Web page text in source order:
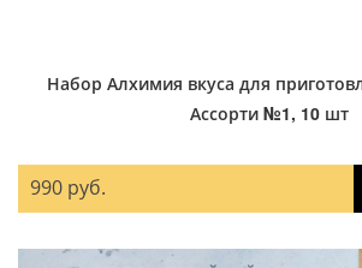
Набор Алхимия вкуса для
Ассорти №1, 10 шт
990 руб.